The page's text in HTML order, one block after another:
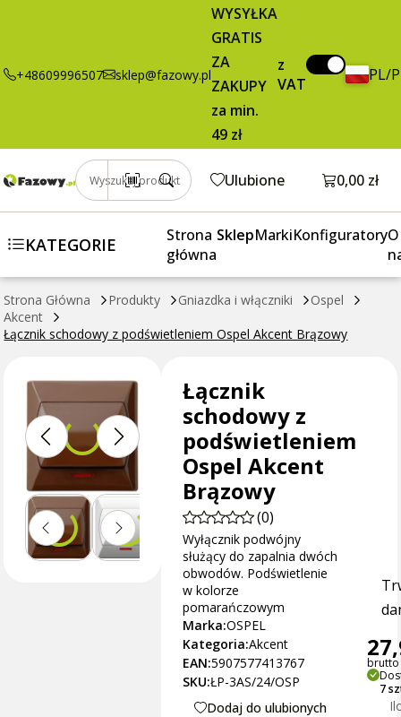
+48609996507 sklep@fazowy.pl
WYSYŁKA
GRATIS
ZA
ZAKUPY
za min.
49 zł
z
VAT
PL/
Wyszukaj produkt Ulubione Otwórz
0,00 zł
KATEGORIE
Strona
główna
SklepMarkiKonfiguratoryO
Strona Główna Produkty Gniazdka i włączniki
Ospel
Akcent
Łącznik schodowy z podświetleniem Ospel Akcent Brązowy
Brązowy
brutto / szt. Dodaj do koszyka
Łącznik
schodowy z
podświetleniem
Ospel Akcent
Brązowy
(0)
Wyłącznik podwójny
służący do zapalnia dwóch
obwodów. Podświetlenie
w kolorze
pomarańczowym
Marka:OSPEL
Kategoria:Akcent
EAN:5907577413767
SKU:ŁP-3AS/24/OSP
Dodaj do ulubionych
brutto
7